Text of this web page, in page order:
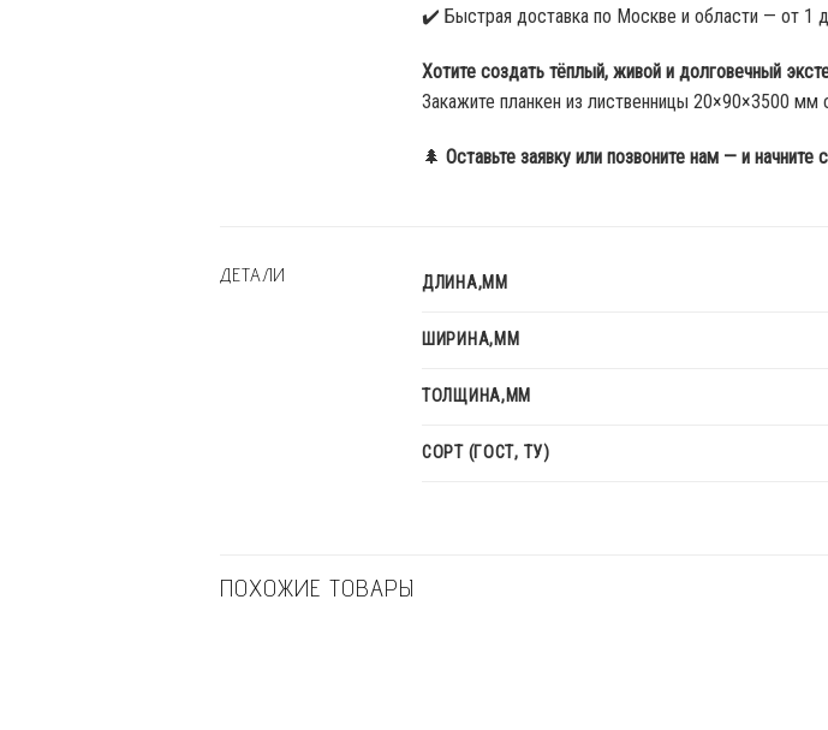
✔️ Быстрая доставка по Москве и области — от 1
Хотите создать тёплый, живой и долговечный
Закажите планкен из лиственницы 20×90×3500 мм
🌲 Оставьте заявку или позвоните нам — и
ДЕТАЛИ ДЛИНА,ММ
ШИРИНА,ММ
ТОЛЩИНА,ММ
СОРТ (ГОСТ, ТУ)
ПОХОЖИЕ ТОВАРЫ